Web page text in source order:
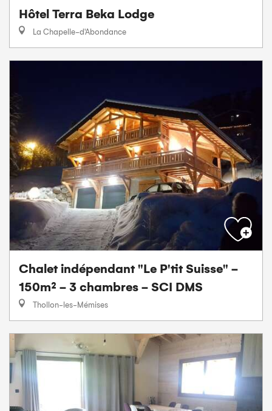
Hôtel Terra Beka Lodge
La Chapelle-d'Abondance
Chalet indépendant "Le P'tit Suisse" -
150m² - 3 chambres - SCI DMS
Thollon-les-Mémises